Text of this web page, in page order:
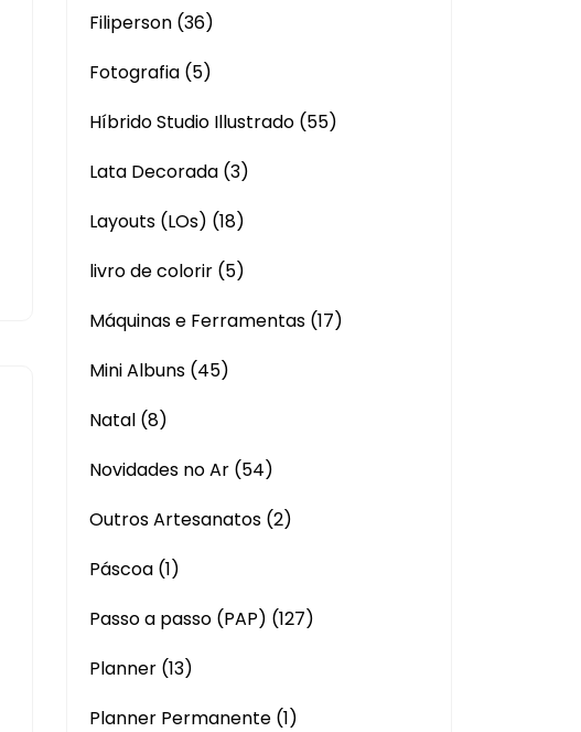
Filiperson (36)
Fotografia (5)
Híbrido Studio Illustrado (55)
Lata Decorada (3)
Layouts (LOs) (18)
livro de colorir (5)
Máquinas e Ferramentas (17)
Mini Albuns (45)
Natal (8)
Novidades no Ar (54)
Outros Artesanatos (2)
Páscoa (1)
Passo a passo (PAP) (127)
Planner (13)
Planner Permanente (1)